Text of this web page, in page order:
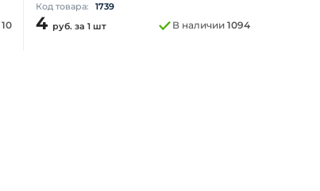
10
Код товара: 1739
4 руб. за 1 шт В наличии 1094